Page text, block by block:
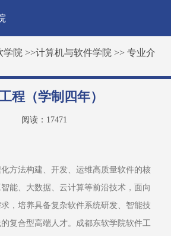
学院 >>计算机与软件学院 >>专业介
程（学制四年）
阅读： 17471
方法构建、开发、运维高质量软件的核
能、大数据、云计算等前沿技术，面向
，培养具备复杂软件系统研发、智能技
复合型高端人才。成都东软学院软件工